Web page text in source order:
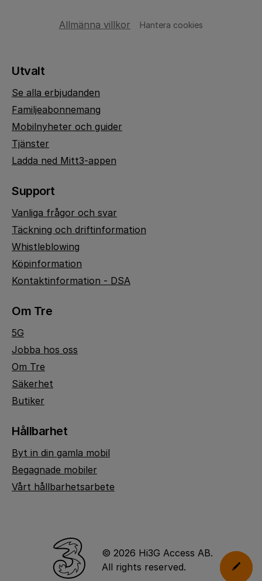
Allmänna villkor Hantera cookies
Utvalt
Se alla erbjudanden
Familjeabonnemang
Mobilnyheter och guider
Tjänster
Ladda ned Mitt3-appen
Support
Vanliga frågor och svar
Täckning och driftinformation
Whistleblowing
Köpinformation
Kontaktinformation - DSA
Om Tre
5G
Jobba hos oss
Om Tre
Säkerhet
Butiker
Hållbarhet
Byt in din gamla mobil
Begagnade mobiler
Vårt hållbarhetsarbete
© 2026 Hi3G Access AB.
All rights reserved.